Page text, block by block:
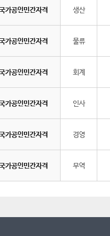
가공인민간자격 생산
가공인민간자격 물류
가공인민간자격 회계
가공인민간자격 인사
가공인민간자격 경영
가공인민간자격 무역